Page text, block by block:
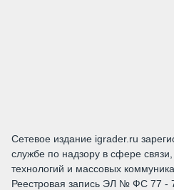
Сетевое издание igrader.ru
службе по надзору в сфере
технологий и массовых
Реестровая запись ЭЛ № ФС 77 -